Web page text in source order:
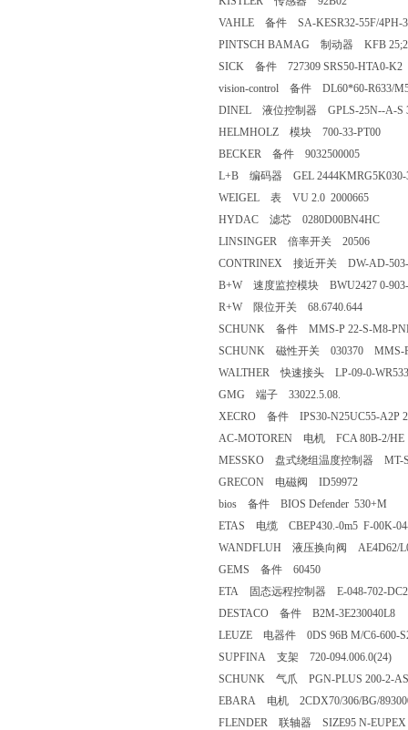
VAHLE 备件 SA-KESR32-55F/
PINTSCH BAMAG 制动器 KFB
SICK 备件 727309 SRS50-HTA0-
vision-control 备件 DL60*60-R633/
DINEL 液位控制器 GPLS-25N--A-S
HELMHOLZ 模块 700-33-PT00
BECKER 备件 9032500005
L+B 编码器 GEL
WEIGEL 表 VU 2.0 2000665
HYDAC 滤芯 0280D00BN4HC
LINSINGER 倍率开关 20506
CONTRINEX 接近开关 DW-AD-
B+W 速度监控模块 BWU2427 0-
R+W 限位开关 68.6740.644
SCHUNK 备件 MMS-P 22-S-M8-
SCHUNK 磁性开关 030370 MMS-
WALTHER 快速接头 LP-09-0-
GMG 端子 33022.5.08.
XECRO 备件 IPS30-N25UC55-A2P
AC-MOTOREN 电机 FCA 80B-2/
MESSKO 盘式绕组温度控制器 MT-
GRECON 电磁阀 ID59972
bios 备件 BIOS Defender 530+M
ETAS 电缆 CBEP430.-0m5 F-00K-
WANDFLUH 液压换向阀
GEMS 备件 60450
ETA 固态远程控制器 E-048-702-
DESTACO 备件 B2M-3E230040L8
LEUZE 电器件 0DS 96B M/C6-600-
SUPFINA 支架 720-094.006.0(24)
SCHUNK 气爪 PGN-PLUS 200-2-
EBARA 电机 2CDX70/306/BG/
FLENDER 联轴器 SIZE95 N-